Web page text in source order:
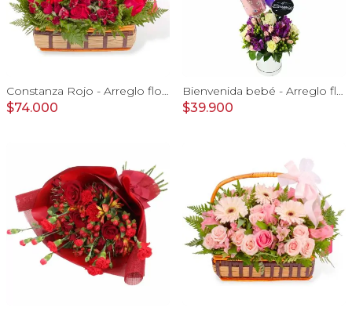
Constanza Rojo - Arreglo floral en canasto con gerberas, rosas, minirosas y astromelias rojas
$74.000
Bienvenida bebé - Arreglo floral con globos, rosas blanci, minirosas rosado, astromelias morado e hypericum
$39.900